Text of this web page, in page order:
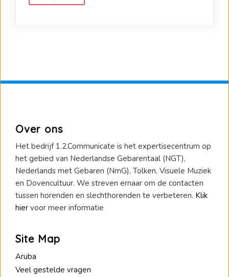
Over ons
Het bedrijf 1.2.Communicate is het expertisecentrum op
het gebied van Nederlandse Gebarentaal (NGT),
Nederlands met Gebaren (NmG), Tolken, Visuele Muziek
en Dovencultuur. We streven ernaar om de contacten
tussen horenden en slechthorenden te verbeteren. Klik
hier voor meer informatie
Site Map
Aruba
Veel gestelde vragen